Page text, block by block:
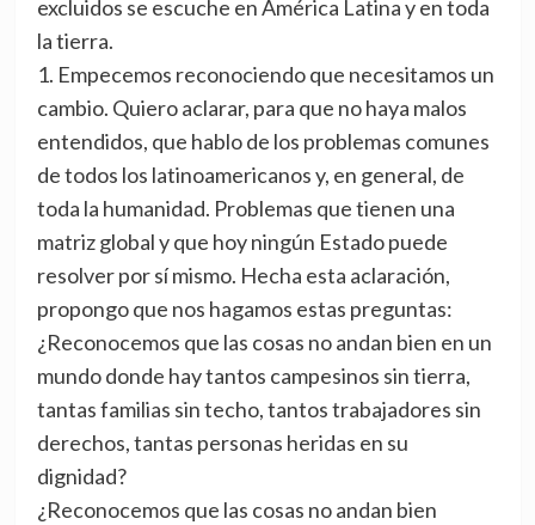
excluidos se escuche en América Latina y en toda
la tierra.
1. Empecemos reconociendo que necesitamos un
cambio. Quiero aclarar, para que no haya malos
entendidos, que hablo de los problemas comunes
de todos los latinoamericanos y, en general, de
toda la humanidad. Problemas que tienen una
matriz global y que hoy ningún Estado puede
resolver por sí mismo. Hecha esta aclaración,
propongo que nos hagamos estas preguntas:
¿Reconocemos que las cosas no andan bien en un
mundo donde hay tantos campesinos sin tierra,
tantas familias sin techo, tantos trabajadores sin
derechos, tantas personas heridas en su
dignidad?
¿Reconocemos que las cosas no andan bien